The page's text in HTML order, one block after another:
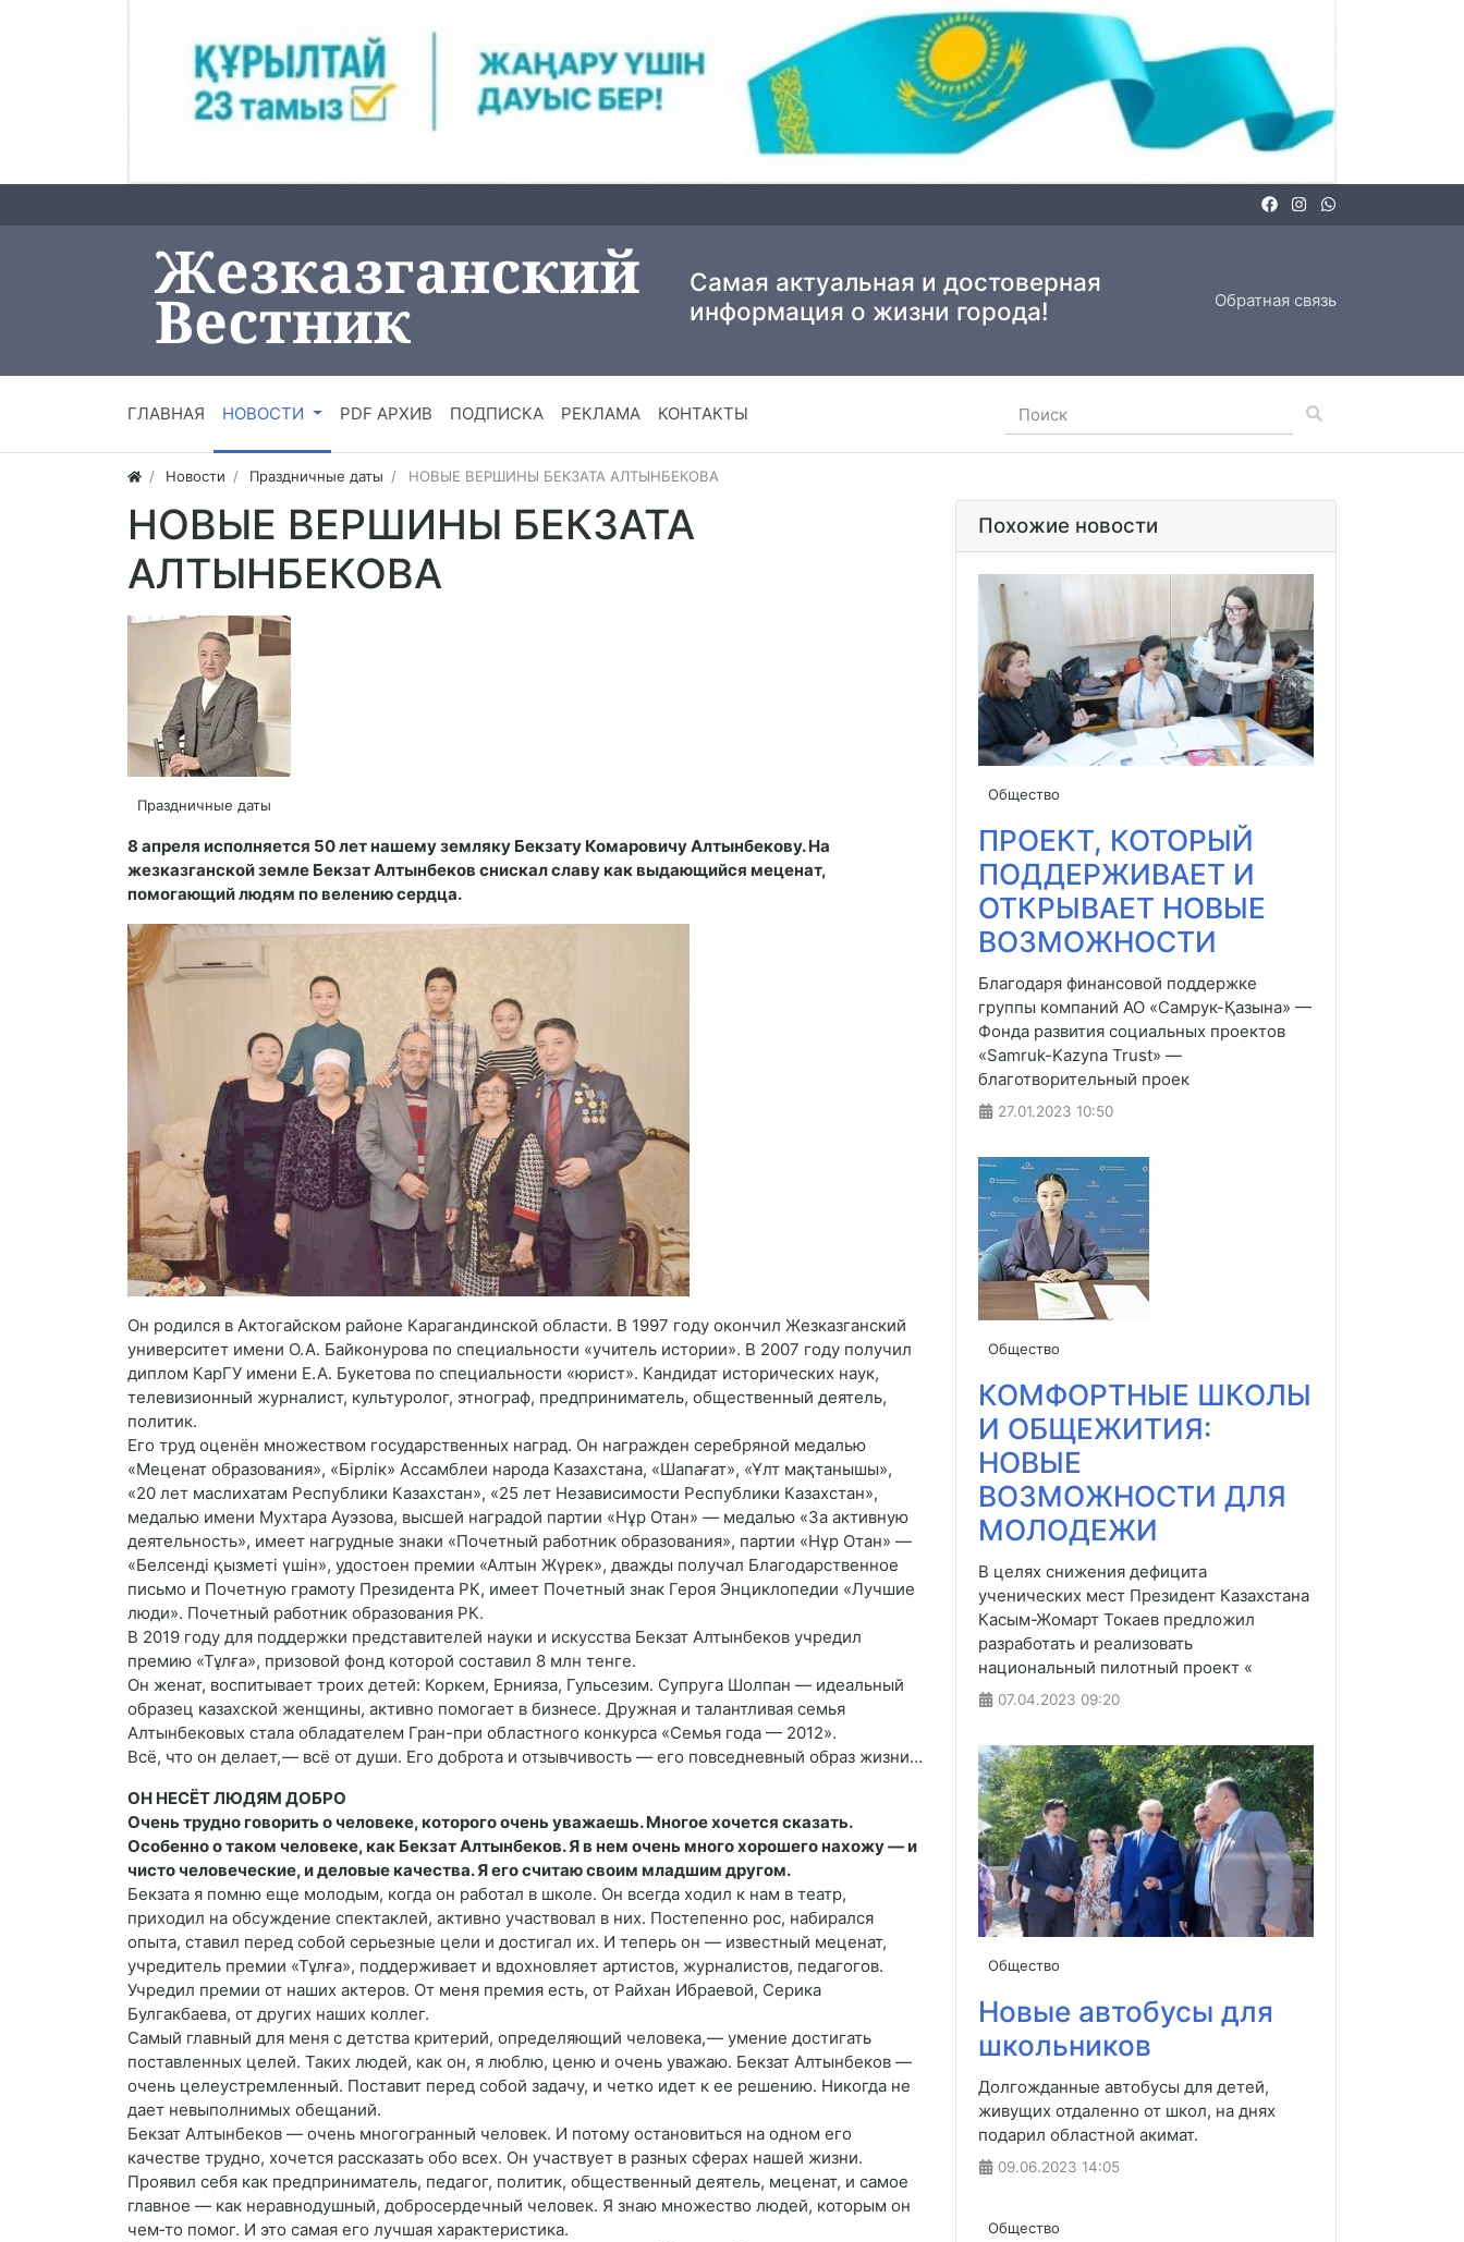
Самая актуальная и достоверная
информация о жизни города!
Обратная связь
ГЛАВНАЯ НОВОСТИ PDF АРХИВ ПОДПИСКА РЕКЛАМА КОНТАКТЫ
Новости Праздничные даты НОВЫЕ ВЕРШИНЫ БЕКЗАТА АЛТЫНБЕКОВА
НОВЫЕ ВЕРШИНЫ БЕКЗАТА
АЛТЫНБЕКОВА
Праздничные даты
8 апреля исполняется 50 лет нашему земляку Бекзату Комаровичу Алтынбекову. На
жезказганской земле Бекзат Алтынбеков снискал славу как выдающийся меценат,
помогающий людям по велению сердца.
Он родился в Актогайском районе Карагандинской области. В 1997 году окончил Жезказганский
университет имени О. А. Байконурова по специальности «учитель истории». В 2007 году получил
диплом КарГУ имени Е. А. Букетова по специальности «юрист». Кандидат исторических наук,
телевизионный журналист, культуролог, этнограф, предприниматель, общественный деятель,
политик.
Его труд оценён множеством государственных наград. Он награжден серебряной медалью
«Меценат образования», «Бірлік» Ассамблеи народа Казахстана, «Шапағат», «Ұлт мақтанышы»,
«20 лет маслихатам Республики Казахстан», «25 лет Независимости Республики Казахстан»,
медалью имени Мухтара Ауэзова, высшей наградой партии «Нұр Отан» — медалью «За активную
деятельность», имеет нагрудные знаки «Почетный работник образования», партии «Нұр Отан» —
«Белсенді қызметі үшін», удостоен премии «Алтын Жүрек», дважды получал Благодарственное
письмо и Почетную грамоту Президента РК, имеет Почетный знак Героя Энциклопедии «Лучшие
люди». Почетный работник образования РК.
В 2019 году для поддержки представителей науки и искусства Бекзат Алтынбеков учредил
премию «Тұлға», призовой фонд которой составил 8 млн тенге.
Он женат, воспитывает троих детей: Коркем, Ернияза, Гульсезим. Супруга Шолпан — идеальный
образец казахской женщины, активно помогает в бизнесе. Дружная и талантливая семья
Алтынбековых стала обладателем Гран-при областного конкурса «Семья года — 2012».
Всё, что он делает, — всё от души. Его доброта и отзывчивость — его повседневный образ жизни…
ОН НЕСЁТ ЛЮДЯМ ДОБРО
Очень трудно говорить о человеке, которого очень уважаешь. Многое хочется сказать.
Особенно о таком человеке, как Бекзат Алтынбеков. Я в нем очень много хорошего нахожу — и
чисто человеческие, и деловые качества. Я его считаю своим младшим другом.
Бекзата я помню еще молодым, когда он работал в школе. Он всегда ходил к нам в театр,
приходил на обсуждение спектаклей, активно участвовал в них. Постепенно рос, набирался
опыта, ставил перед собой серьезные цели и достигал их. И теперь он — известный меценат,
учредитель премии «Тұлға», поддерживает и вдохновляет артистов, журналистов, педагогов.
Учредил премии от наших актеров. От меня премия есть, от Райхан Ибраевой, Серика
Булгакбаева, от других наших коллег.
Самый главный для меня с детства критерий, определяющий человека, — умение достигать
поставленных целей. Таких людей, как он, я люблю, ценю и очень уважаю. Бекзат Алтынбеков —
очень целеустремленный. Поставит перед собой задачу, и четко идет к ее решению. Никогда не
дает невыполнимых обещаний.
Бекзат Алтынбеков — очень многогранный человек. И потому остановиться на одном его
качестве трудно, хочется рассказать обо всех. Он участвует в разных сферах нашей жизни.
Проявил себя как предприниматель, педагог, политик, общественный деятель, меценат, и самое
главное — как неравнодушный, добросердечный человек. Я знаю множество людей, которым он
чем‑то помог. И это самая его лучшая характеристика.
Похожие новости
Общество
ПРОЕКТ, КОТОРЫЙ
ПОДДЕРЖИВАЕТ И
ОТКРЫВАЕТ НОВЫЕ
ВОЗМОЖНОСТИ
Благодаря финансовой поддержке
группы компаний АО «Самрук-Қазына» —
Фонда развития социальных проектов
«Samruk-Kazyna Trust» —
благотворительный проек
27.01.2023 10:50
Общество
КОМФОРТНЫЕ ШКОЛЫ
И ОБЩЕЖИТИЯ:
НОВЫЕ
ВОЗМОЖНОСТИ ДЛЯ
МОЛОДЕЖИ
В целях снижения дефицита
ученических мест Президент Казахстана
Касым-Жомарт Токаев предложил
разработать и реализовать
национальный пилотный проект «
07.04.2023 09:20
Общество
Новые автобусы для
школьников
Долгожданные автобусы для детей,
живущих отдаленно от школ, на днях
подарил областной акимат.
09.06.2023 14:05
Общество